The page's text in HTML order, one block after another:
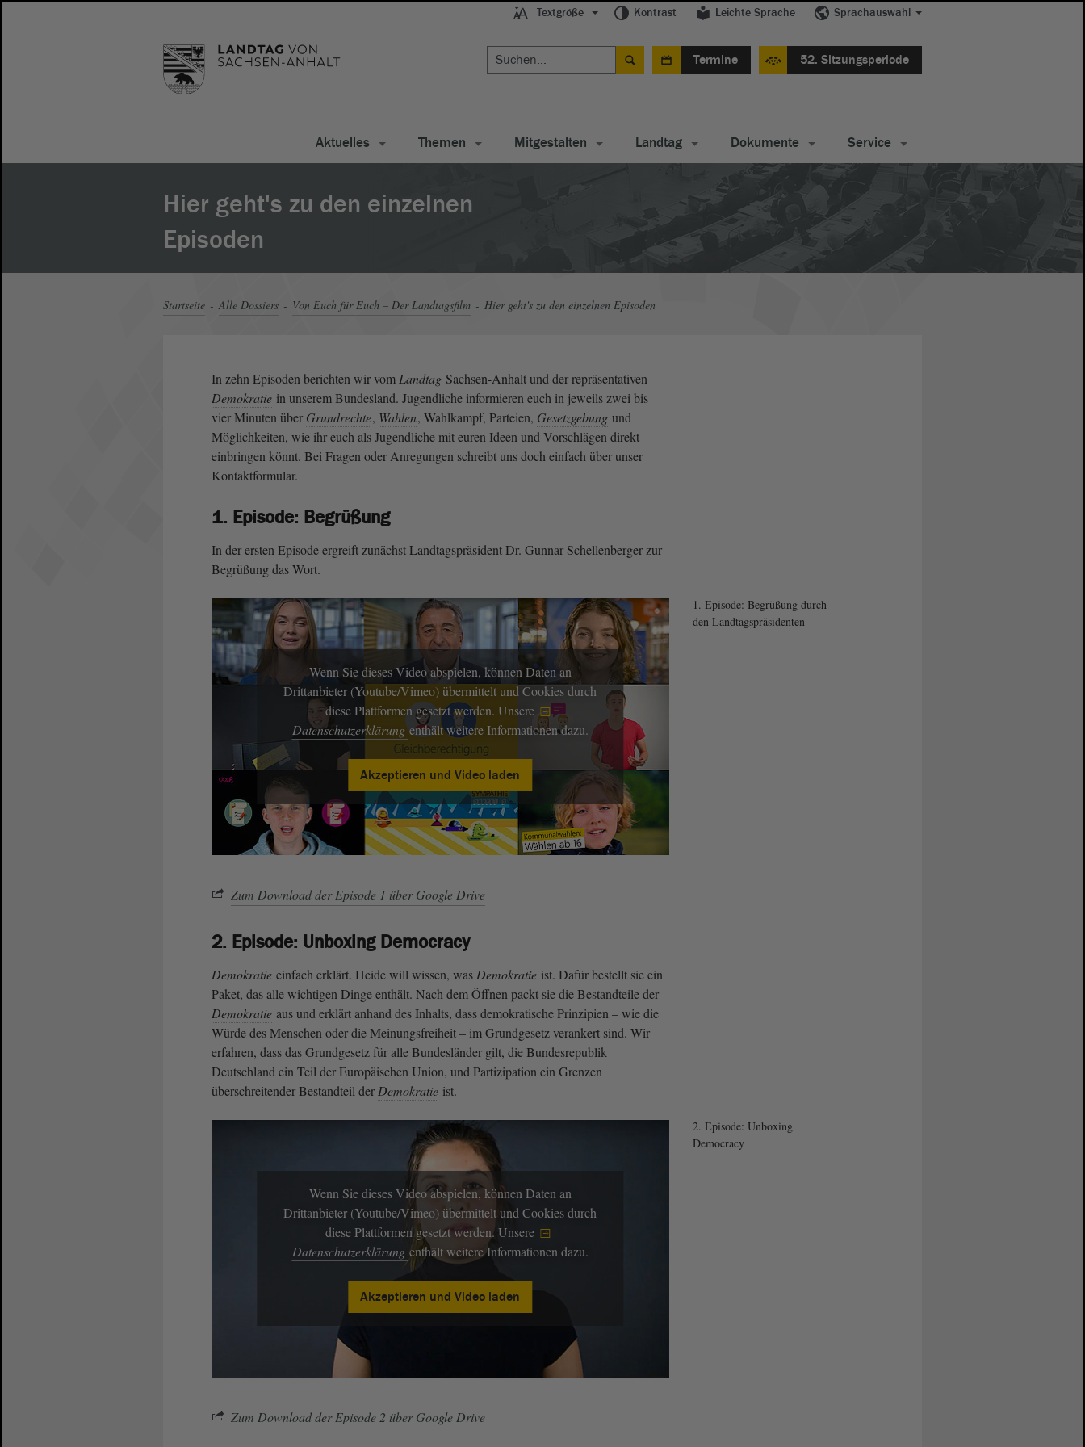
Textgröße Kontrast Leichte Sprache Sprachauswahl
Termine 52. Sitzungsperiode
Aktuelles Themen Mitgestalten Landtag Dokumente Service
Hier geht's zu den einzelnen
Episoden
Startseite Alle Dossiers Von Euch für Euch – Der Landtagsfilm Hier geht's zu den einzelnen Episoden
In zehn Episoden berichten wir vom Landtag Sachsen-Anhalt und der repräsentativen
Demokratie in unserem Bundesland. Jugendliche informieren euch in jeweils zwei bis
vier Minuten über Grundrechte, Wahlen, Wahlkampf, Parteien, Gesetzgebung und
Möglichkeiten, wie ihr euch als Jugendliche mit euren Ideen und Vorschlägen direkt
einbringen könnt. Bei Fragen oder Anregungen schreibt uns doch einfach über unser
Kontaktformular.
1. Episode: Begrüßung
In der ersten Episode ergreift zunächst Landtagspräsident Dr. Gunnar Schellenberger zur
Begrüßung das Wort.
Wenn Sie dieses Video abspielen, können Daten an
Drittanbieter (Youtube/Vimeo) übermittelt und Cookies durch
diese Plattformen gesetzt werden. Unsere
Datenschutzerklärungenthält weitere Informationen dazu.
Akzeptieren und Video laden
1. Episode: Begrüßung durch
den Landtagspräsidenten
Zum Download der Episode 1 über Google Drive
2. Episode: Unboxing Democracy
Demokratie einfach erklärt. Heide will wissen, was Demokratie ist. Dafür bestellt sie ein
Paket, das alle wichtigen Dinge enthält. Nach dem Öffnen packt sie die Bestandteile der
Demokratie aus und erklärt anhand des Inhalts, dass demokratische Prinzipien – wie die
Würde des Menschen oder die Meinungsfreiheit – im Grundgesetz verankert sind. Wir
erfahren, dass das Grundgesetz für alle Bundesländer gilt, die Bundesrepublik
Deutschland ein Teil der Europäischen Union, und Partizipation ein Grenzen
überschreitender Bestandteil der Demokratie ist.
Wenn Sie dieses Video abspielen, können Daten an
Drittanbieter (Youtube/Vimeo) übermittelt und Cookies durch
diese Plattformen gesetzt werden. Unsere
Datenschutzerklärung enthält weitere Informationen dazu.
Akzeptieren und Video laden
2. Episode: Unboxing
Democracy
Zum Download der Episode 2 über Google Drive